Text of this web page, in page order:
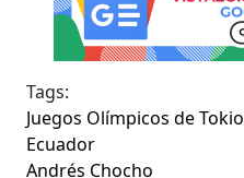
Tags:
Juegos Olímpicos de Tokio
Ecuador
Andrés Chocho